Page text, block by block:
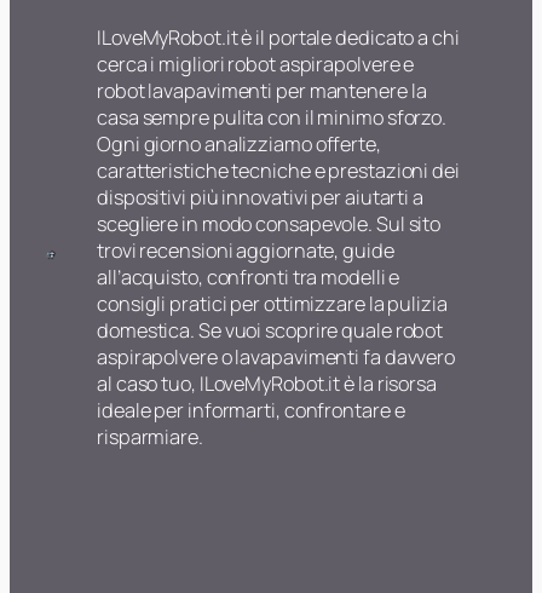
ILoveMyRobot.it è il portale dedicato a chi
cerca i migliori robot aspirapolvere e
robot lavapavimenti per mantenere la
casa sempre pulita con il minimo sforzo.
Ogni giorno analizziamo offerte,
caratteristiche tecniche e prestazioni dei
dispositivi più innovativi per aiutarti a
scegliere in modo consapevole. Sul sito
trovi recensioni aggiornate, guide
all’acquisto, confronti tra modelli e
consigli pratici per ottimizzare la pulizia
domestica. Se vuoi scoprire quale robot
aspirapolvere o lavapavimenti fa davvero
al caso tuo, ILoveMyRobot.it è la risorsa
ideale per informarti, confrontare e
risparmiare.